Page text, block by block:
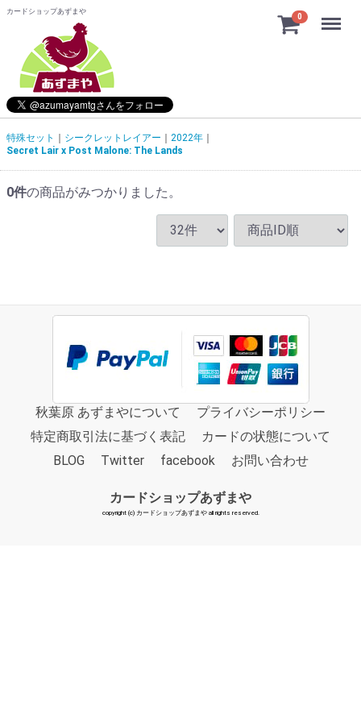
カードショップあずまや
0 Menu
特殊セット シークレットレイアー
2022年
Secret Lair x Post Malone: The Lands
0件の商品がみつかりました。
秋葉原 あずまやについて
プライバシーポリシー
特定商取引法に基づく表記
カードの状態について
BLOG
Twitter facebook お問い合わせ
カードショップあずまや
copyright (c) カードショップあずまや all rights reserved.